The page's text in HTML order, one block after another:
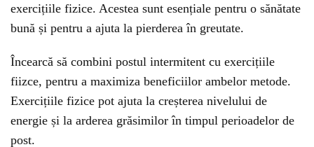
exercițiile fizice. Acestea sunt esențiale pentru o sănătate
bună și pentru a ajuta la pierderea în greutate.
Încearcă să combini postul intermitent cu exercițiile
fiizce, pentru a maximiza beneficiilor ambelor metode.
Exercițiile fizice pot ajuta la creșterea nivelului de
energie și la arderea grăsimilor în timpul perioadelor de
post.